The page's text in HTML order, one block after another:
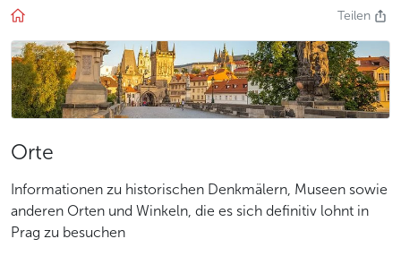
Teilen
Orte
Informationen zu historischen Denkmälern, Museen sowie
anderen Orten und Winkeln, die es sich definitiv lohnt in
Prag zu besuchen